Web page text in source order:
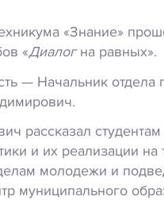
«Знание»
«Диалогна равных».
— Начальник
рассказал
и их реализации на
молодежи и
муниципального